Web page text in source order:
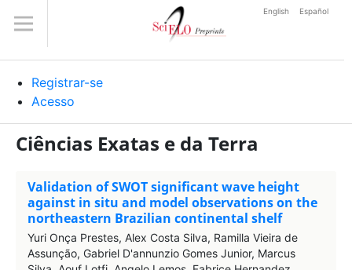
Registrar-se
Acesso
English Español
Ciências Exatas e da Terra
Validation of SWOT significant wave height
against in situ and model observations on the
northeastern Brazilian continental shelf
Yuri Onça Prestes, Alex Costa Silva, Ramilla Vieira de
Assunção, Gabriel D'annunzio Gomes Junior, Marcus